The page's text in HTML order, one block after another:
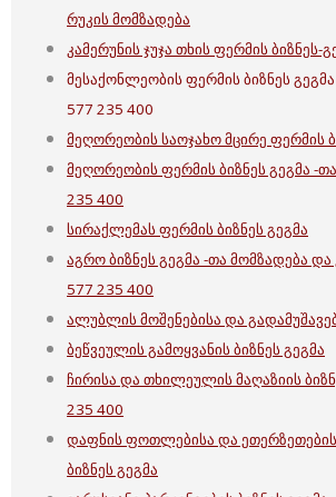
რუკის მომზადება
კამერუნის ჯუჯა თხის ფერმის ბიზნეს-
მესაქონლეობის ფერმის ბიზნეს
577 235 400
მეღორეობის საოჯახო მცირე ფერმის
მეღორეობის ფერმის ბიზნეს გეგმა -
235 400
სირაქლემას ფერმის ბიზნეს გეგმა
აგრო ბიზნეს გეგმა -თა მომზადება
577 235 400
ალუბლის მოშენებისა და
ბეწვეულის გამოყვანის ბიზნეს გეგმა
ჩირისა და თხილეულის მაღაზიის
235 400
დაფნის ფოთლებისა და ეთერზეთების
ბიზნეს გეგმა